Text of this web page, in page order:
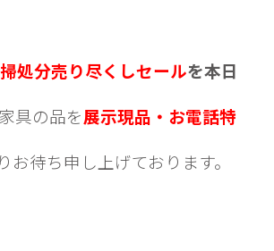
処分売り尽くしセールを本日
具の品を展示現品・お電話特
待ち申し上げております。